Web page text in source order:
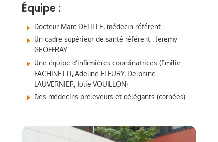
Équipe :
Docteur Marc DELILLE, médecin référent
Un cadre supérieur de santé référent : Jeremy
GEOFFRAY
Une équipe d’infirmières coordinatrices (Emilie
FACHINETTI, Adeline FLEURY, Delphine
LAUVERNIER, Julie VOUILLON)
Des médecins préleveurs et délégants (cornées)